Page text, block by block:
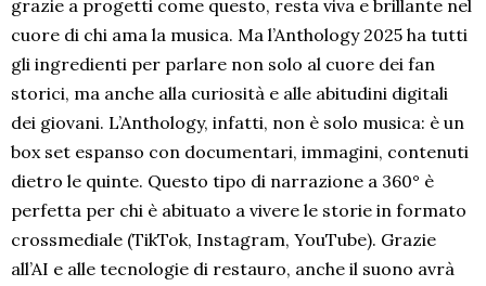
grazie a progetti come questo, resta viva e brillante nel
cuore di chi ama la musica. Ma l’Anthology 2025 ha tutti
gli ingredienti per parlare non solo al cuore dei fan
storici, ma anche alla curiosità e alle abitudini digitali
dei giovani. L’Anthology, infatti, non è solo musica: è un
box set espanso con documentari, immagini, contenuti
dietro le quinte. Questo tipo di narrazione a 360° è
perfetta per chi è abituato a vivere le storie in formato
crossmediale (TikTok, Instagram, YouTube). Grazie
all’AI e alle tecnologie di restauro, anche il suono avrà